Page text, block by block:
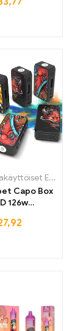
setti
sähkötupakat
E-savut
Capo Box
126w
E-savu